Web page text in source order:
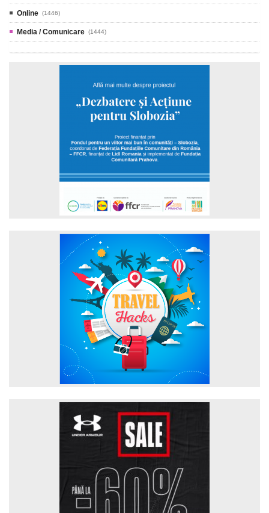
Online (1446)
Media / Comunicare (1444)